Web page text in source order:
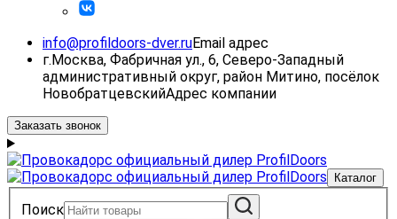
info@profildoors-dver.ruEmail адрес
г.Москва, Фабричная ул., 6, Северо-Западный
административный округ, район Митино, посёлок
НовобратцевскийАдрес компании
Заказать звонок
Каталог
Поиск